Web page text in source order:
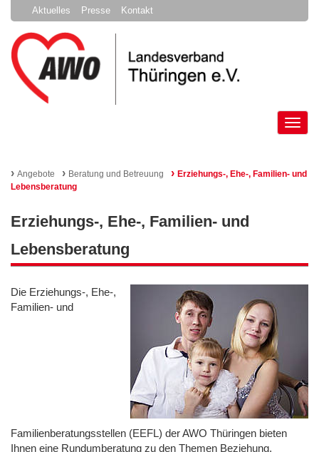
Aktuelles Presse Kontakt
› Angebote › Beratung und Betreuung › Erziehungs-, Ehe-, Familien- und
Lebensberatung
Erziehungs-, Ehe-, Familien- und
Lebensberatung
Die Erziehungs-, Ehe-,
Familien- und
Familienberatungsstellen (EEFL) der AWO Thüringen bieten
Ihnen eine Rundumberatung zu den Themen Beziehung,